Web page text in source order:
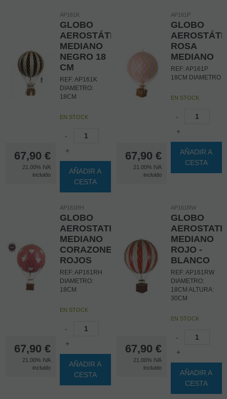
67,90 €
21.00% IVA
incluido
AP161K
GLOBO
AEROSTÁTICO
MEDIANO
NEGRO 18
CM
REF: AP161K
DIAMETRO:
18CM
EN STOCK
-
+
AÑADIR A
CESTA
67,90 €
21.00% IVA
incluido
AP161P
GLOBO
ROSA
MEDIANO
REF: AP161P
18CM DIAMETRO
EN STOCK
-
+
AÑADIR A
CESTA
67,90 €
21.00% IVA
incluido
AP161RH
GLOBO
AEROSTATICO
MEDIANO
CORAZONES
ROJOS
REF: AP161RH
DIAMETRO:
18CM
EN STOCK
-
+
AÑADIR A
CESTA
67,90 €
21.00% IVA
incluido
AP161RW
GLOBO
MEDIANO
ROJO -
BLANCO
REF: AP161RW
DIAMETRO:
18CM ALTURA:
30CM
EN STOCK
-
+
AÑADIR A
CESTA